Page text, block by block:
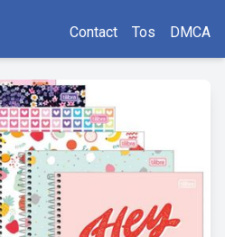
Contact Tos DMCA